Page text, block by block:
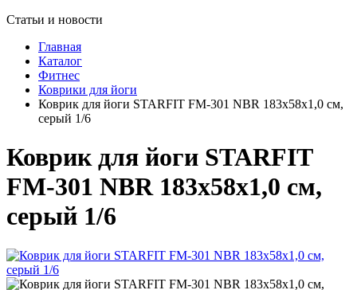
Статьи и новости
Главная
Каталог
Фитнес
Коврики для йоги
Коврик для йоги STARFIT FM-301 NBR 183x58x1,0 см,
серый 1/6
Коврик для йоги STARFIT
FM-301 NBR 183x58x1,0 см,
серый 1/6